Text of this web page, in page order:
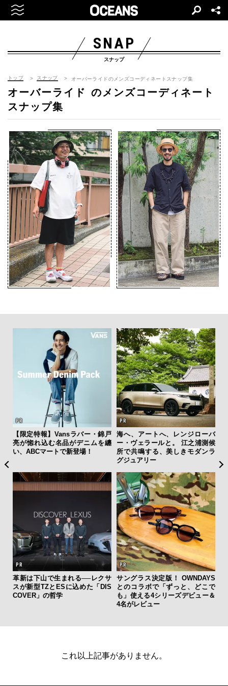
SNAP
スナップ
トップ スナップ オーバーライドのメンズコーディネートスナップ集
オーバーライド のメンズコーディネート
スナップ集
【限定特報】Vansラバー・錦戸
亮が惚れ込む名品がデニムを纏
い、ABCマートで新登場！
海へ、アートへ、レンジローバ
ー・ヴェラールと。 江之浦測候
所で共鳴する、美しきモダンラ
グジュアリー
革新は下山で生まれる──レクサ
スが新型TZとESに込めた「DIS
COVER」の哲学
サングラス決定版！ OWNDAYS
とのコラボで「ずっと、どこで
も」使える4シリーズデビュー＆
4名がレビュー
y
これ以上記事がありません。